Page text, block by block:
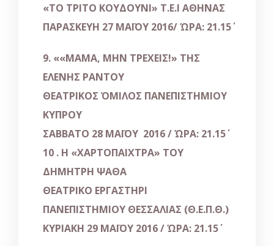
«ΤΟ ΤΡΙΤΟ ΚΟΥΔΟΥΝΙ» Τ.Ε.Ι ΑΘΗΝΑΣ
ΠΑΡΑΣΚΕΥΗ 27 ΜΑΪΟΥ 2016/ ΏΡΑ: 21.15΄
9. ««ΜΑΜΑ, ΜΗΝ ΤΡΕΧΕΙΣ!» ΤΗΣ
ΕΛΕΝΗΣ ΡΑΝΤΟΥ
ΘΕΑΤΡΙΚΟΣ ΌΜΙΛΟΣ ΠΑΝΕΠΙΣΤΗΜΙΟΥ
ΚΥΠΡΟΥ
ΣΑΒΒΑΤΟ 28 ΜΑΪΟΥ 2016 / ΏΡΑ: 21.15΄
10 . Η «ΧΑΡΤΟΠΑΙΧΤΡΑ» ΤΟΥ
ΔΗΜΗΤΡΗ ΨΑΘΑ
ΘΕΑΤΡΙΚΟ ΕΡΓΑΣΤΗΡΙ
ΠΑΝΕΠΙΣΤΗΜΙΟΥ ΘΕΣΣΑΛΙΑΣ (Θ.Ε.Π.Θ.)
ΚΥΡΙΑΚΗ 29 ΜΑΪΟΥ 2016 / ΏΡΑ: 21.15΄